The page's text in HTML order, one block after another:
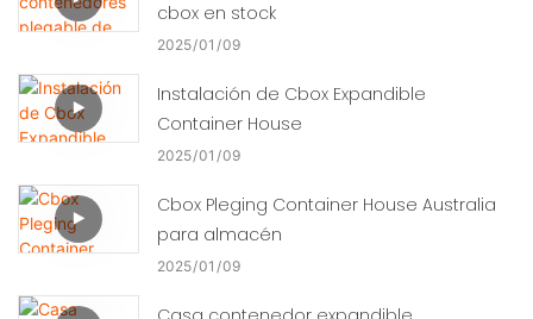
cbox en stock
2025 01 09
Instalación de Cbox Expandible
Container House
2025 01 09
Cbox Pleging Container House Australia
para almacén
2025 01 09